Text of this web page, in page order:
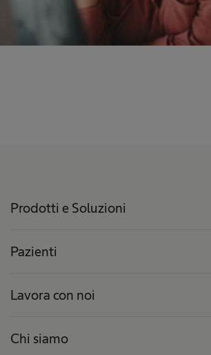
Prodotti e Soluzioni
Pazienti
Lavora con noi
Chi siamo